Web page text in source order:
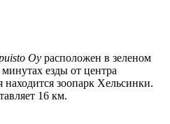
Oy расположен в зеленом
езды от центра
зоопарк Хельсинки.
16 км.